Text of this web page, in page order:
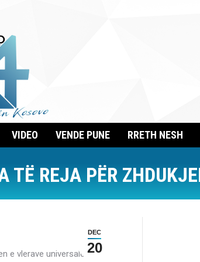
VIDEO VENDE PUNE RRETH NESH
REJA PËR
DEC
20
e vlerave universale të